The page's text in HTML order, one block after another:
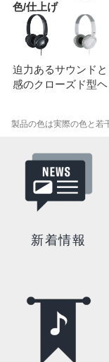
色/仕上げ
迫力あるサウンド
感のクローズド型ヘ
製品の色は実際の色と若
新着情報